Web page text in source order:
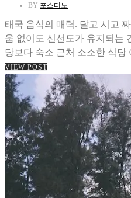
BY 포스티노
태국 음식의 매력. 달고 시고
움 없이도 신선도가 유지되는
당보다 숙소 근처 소소한 식당
VIEW POST